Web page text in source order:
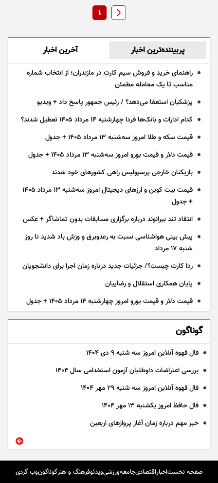
آن را خیلی خیلی زود خواهیم دید.»
1
پربیننده‌ترین اخبار آخرین اخبار
راهنمای خرید و فروش سیم کارت در مازندران؛ از انتخاب شماره
مناسب تا یک معامله مطمئن
پزشکیان استعفا می‌دهد؟ / رئیس جمهور پاسخ داد + ویدیو
کدام ادارات و بانک‌ها فردا چهارشنبه ۱۴ مرداد ۱۴۰۵ تعطیل شدند؟
قیمت سکه و طلا امروز سه‌شنبه ۱۳ مرداد ۱۴۰۵ + جدول
قیمت دلار و قیمت یورو امروز سه‌شنبه ۱۳ مرداد ۱۴۰۵ + جدول
بازیکنان خارجی پرسپولیس راهی کشور‌های خود شدند
قیمت بیت کوین و ارز‌های دیجیتال امروز سه‌شنبه ۱۳ مرداد ۱۴۰۵
+ جدول
انتقاد تند بیرانوند درباره برگزاری مسابقات بدون تماشاگر + عکس
پیش بینی هواشناسی نسبت به رعدوبرق و وزش باد شدید تا روز
شنبه ۱۷ مرداد
ردا کارت چیست؟/ جزئیات جدید درباره زمان اجرا برای دانشجویان
پایان همکاری استقلال و رضاییان
قیمت دلار و قیمت یورو امروز چهارشنبه ۱۴ مرداد ۱۴۰۵ + جدول
گوناگون
فال قهوه آنلاین امروز سه شنبه ۹ دی ۱۴۰۴
بررسی اعتراضات داوطلبان آزمون استخدامی سال ۱۴۰۴
فال قهوه آنلاین امروز سه شنبه ۲۹ مهر ۱۴۰۴
فال حافظ امروز یکشنبه ۱۳ مهر ۱۴۰۴
خبر مهم درباره زمان آغاز پرواز‌های اربعین
صفحه نخستاخباراقتصادیجامعهورزشیویدئوفرهنگ و هنرگوناگونوب گردی